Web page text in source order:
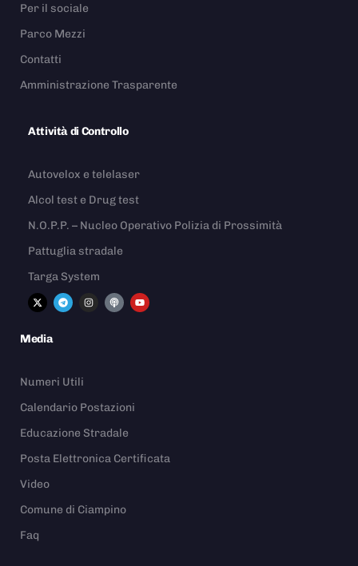
Per il sociale
Parco Mezzi
Contatti
Amministrazione Trasparente
Attività di Controllo
Autovelox e telelaser
Alcol test e Drug test
N.O.P.P. – Nucleo Operativo Polizia di Prossimità
Pattuglia stradale
Targa System
Media
Numeri Utili
Calendario Postazioni
Educazione Stradale
Posta Elettronica Certificata
Video
Comune di Ciampino
Faq